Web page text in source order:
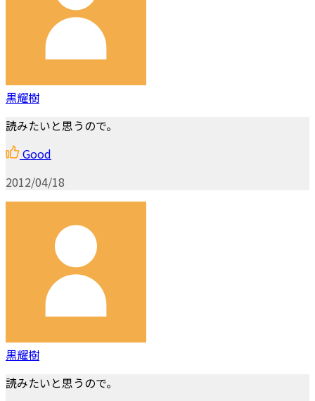
黒耀樹
読みたいと思うので。
Good
2012/04/18
黒耀樹
読みたいと思うので。